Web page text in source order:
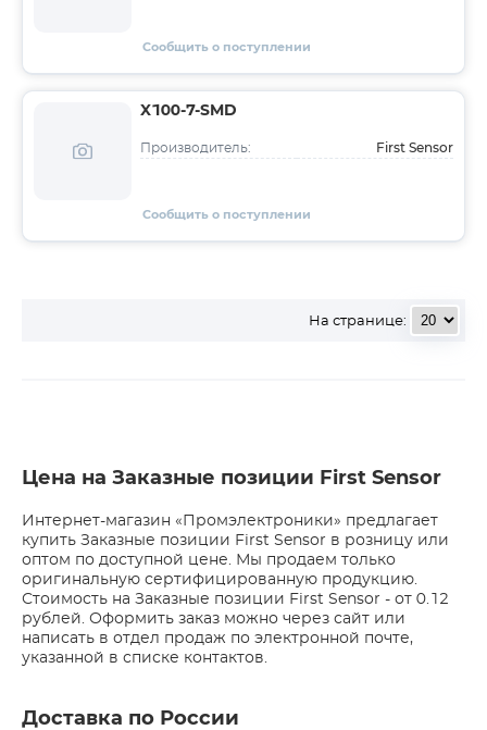
Сообщить о поступлении
X100-7-SMD
Производитель: First Sensor
Сообщить о поступлении
На странице:
Цена на Заказные позиции First Sensor
Интернет-магазин «Промэлектроники» предлагает
купить Заказные позиции First Sensor в розницу или
оптом по доступной цене. Мы продаем только
оригинальную сертифицированную продукцию.
Стоимость на Заказные позиции First Sensor - от 0.12
рублей. Оформить заказ можно через сайт или
написать в отдел продаж по электронной почте,
указанной в списке контактов.
Доставка по России